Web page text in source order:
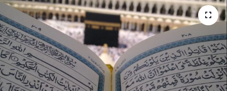
ALT LIGLER
TV VE SİNEMA
BASKETBOL
SAĞLIK